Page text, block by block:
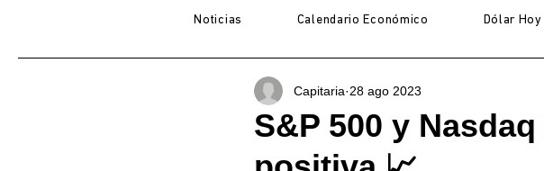
Noticias Calendario Económico Dólar Hoy
S&P 500 y
Capitaria 28 ago 2023